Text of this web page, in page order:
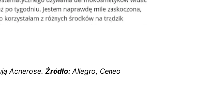
Acnerose. Źródło: Allegro, Ceneo